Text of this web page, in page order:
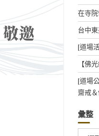
在寺
台中
[道場
【佛
[道場
齋戒
彙整